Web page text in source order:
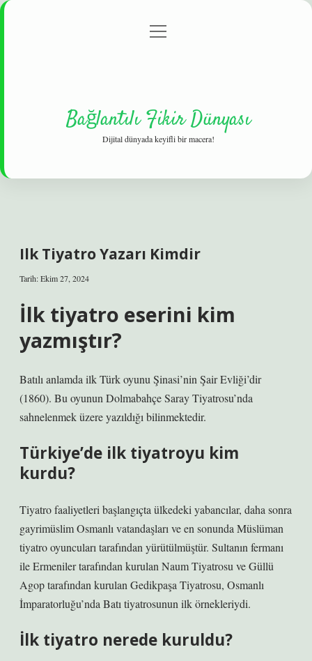
Gizlilik Politikası
menüyü
Bağlantılı Fikir Dünyası
Dijital dünyada keyifli bir macera!
Ilk Tiyatro Yazarı Kimdir
Tarih: Ekim 27, 2024
İlk tiyatro eserini kim
yazmıştır?
Batılı anlamda ilk Türk oyunu Şinasi’nin Şair Evliği’dir
(1860). Bu oyunun Dolmabahçe Saray Tiyatrosu’nda
sahnelenmek üzere yazıldığı bilinmektedir.
Türkiye’de ilk tiyatroyu kim
kurdu?
Tiyatro faaliyetleri başlangıçta ülkedeki yabancılar, daha sonra
gayrimüslim Osmanlı vatandaşları ve en sonunda Müslüman
tiyatro oyuncuları tarafından yürütülmüştür. Sultanın fermanı
ile Ermeniler tarafından kurulan Naum Tiyatrosu ve Güllü
Agop tarafından kurulan Gedikpaşa Tiyatrosu, Osmanlı
İmparatorluğu’nda Batı tiyatrosunun ilk örnekleriydi.
İlk tiyatro nerede kuruldu?